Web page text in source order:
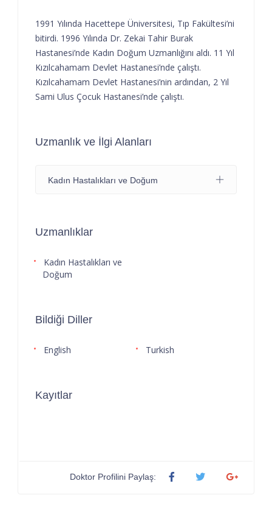
1991 Yılında Hacettepe Üniversitesi, Tıp Fakültesi’ni
bitirdi. 1996 Yılında Dr. Zekai Tahir Burak
Hastanesi’nde Kadın Doğum Uzmanlığını aldı. 11 Yıl
Kızılcahamam Devlet Hastanesi’nde çalıştı.
Kızılcahamam Devlet Hastanesi’nin ardından, 2 Yıl
Sami Ulus Çocuk Hastanesi’nde çalıştı.
Uzmanlık ve İlgi Alanları
Kadın Hastalıkları ve Doğum
Uzmanlıklar
Kadın Hastalıkları ve
Doğum
Bildiği Diller
English Turkish
Kayıtlar
Doktor Profilini Paylaş: